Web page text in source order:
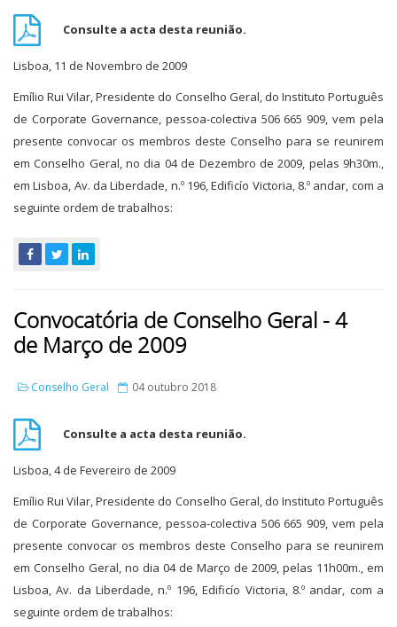
Consulte a acta desta reunião.
Lisboa, 11 de Novembro de 2009
Emílio Rui Vilar, Presidente do Conselho Geral, do Instituto Português
de Corporate Governance, pessoa-colectiva 506 665 909, vem pela
presente convocar os membros deste Conselho para se reunirem
em Conselho Geral, no dia 04 de Dezembro de 2009, pelas 9h30m.,
em Lisboa, Av. da Liberdade, n.º 196, Edificío Victoria, 8.º andar, com a
seguinte ordem de trabalhos:
Convocatória de Conselho Geral - 4
de Março de 2009
Conselho Geral 04 outubro 2018
Consulte a acta desta reunião.
Lisboa, 4 de Fevereiro de 2009
Emílio Rui Vilar, Presidente do Conselho Geral, do Instituto Português
de Corporate Governance, pessoa-colectiva 506 665 909, vem pela
presente convocar os membros deste Conselho para se reunirem
em Conselho Geral, no dia 04 de Março de 2009, pelas 11h00m., em
Lisboa, Av. da Liberdade, n.º 196, Edificío Victoria, 8.º andar, com a
seguinte ordem de trabalhos: